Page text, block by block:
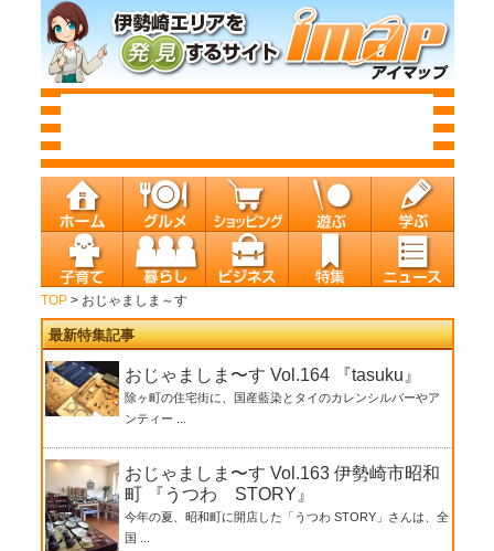
TOP> おじゃましま～す
最新特集記事
おじゃましま〜す Vol.164 『tasuku』
除ヶ町の住宅街に、国産藍染とタイのカレンシルバーやア
ンティー ...
おじゃましま〜す Vol.163 伊勢崎市昭和
町 『うつわ STORY』
今年の夏、昭和町に開店した「うつわ STORY」さんは、全
国 ...